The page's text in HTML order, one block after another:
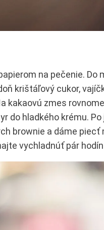
na pečenie.
krištáľový cukor,
kakaovú zmes
do hladkého krému.
brownie a dáme piecť
vychladnúť pár